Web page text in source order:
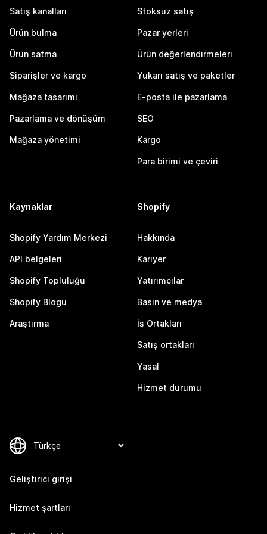
Satış kanalları
Ürün bulma
Ürün satma
Siparişler ve kargo
Mağaza tasarımı
Pazarlama ve dönüşüm
Mağaza yönetimi
Stoksuz satış
Pazar yerleri
Ürün değerlendirmeleri
Yukarı satış ve paketler
E-posta ile pazarlama
SEO
Kargo
Para birimi ve çeviri
Kaynaklar
Shopify Yardım Merkezi
API belgeleri
Shopify Topluluğu
Shopify Blogu
Araştırma
Shopify
Hakkında
Kariyer
Yatırımcılar
Basın ve medya
İş Ortakları
Satış ortakları
Yasal
Hizmet durumu
Geliştirici girişi
Hizmet şartları